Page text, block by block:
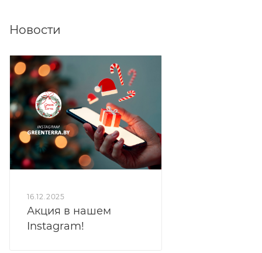
Новости
16.12.2025
Акция в нашем
Instagram!